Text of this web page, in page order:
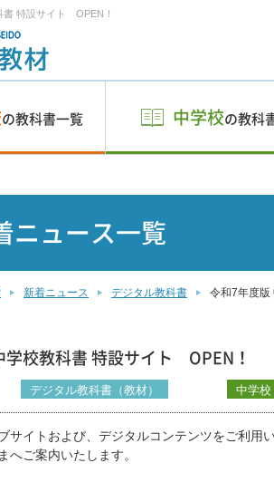
書 特設サイト OPEN！
の教科書一覧 中学校の教科
ニュース一覧
新着ニュース デジタル教科書 令和7年度
学校教科書 特設サイト OPEN！
デジタル教科書（教材） 中学校
サイトおよび、デジタルコンテンツをご利用
へご案内いたします。